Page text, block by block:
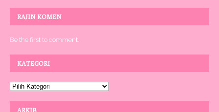
RAJIN KOMEN
Be the first to comment.
KATEGORI
ARKIB